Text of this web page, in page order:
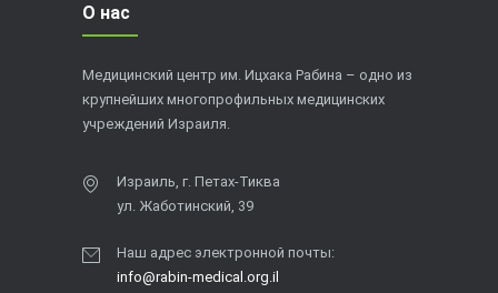
О нас
Медицинский центр им. Ицхака Рабина – одно из
крупнейших многопрофильных медицинских
учреждений Израиля.
Израиль, г. Петах-Тиква
ул. Жаботинский, 39
Наш адрес электронной почты:
info@rabin-medical.org.il